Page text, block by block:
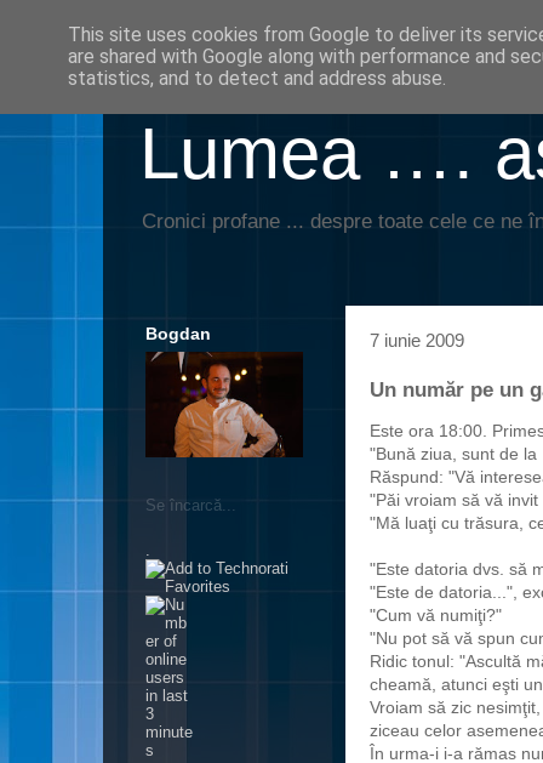
Lumea ….
Cronici profane ... despre toate cele ce ne
7 iunie 2009
Un număr pe un
Este ora 18:00.
"Bună ziua, sunt de
Răspund: "Vă
"Păi vroiam să vă invit
"Mă luaţi cu trăsura,
"Este datoria dvs. să
"Este de datoria...",
"Cum vă numiţi?"
"Nu pot să vă spun
Ridic tonul: "Ascultă
cheamă, atunci eşti
Vroiam să zic
ziceau celor
În urma-i i-a rămas
Bogdan
Se încarcă...
.
This site uses cookies from Google to deliver its
are shared with Google along with performance and
statistics, and to detect and address abuse.